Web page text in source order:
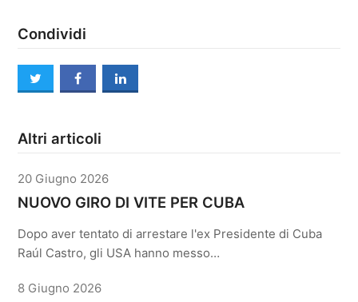
Condividi
twitter facebooklinkedin
Altri articoli
20 Giugno 2026
NUOVO GIRO DI VITE PER CUBA
Dopo aver tentato di arrestare l'ex Presidente di Cuba
Raúl Castro, gli USA hanno messo…
8 Giugno 2026